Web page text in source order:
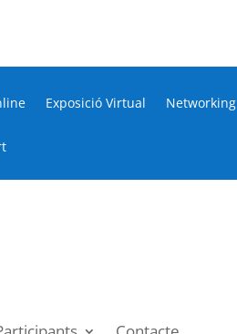
Exposició Virtual Networking